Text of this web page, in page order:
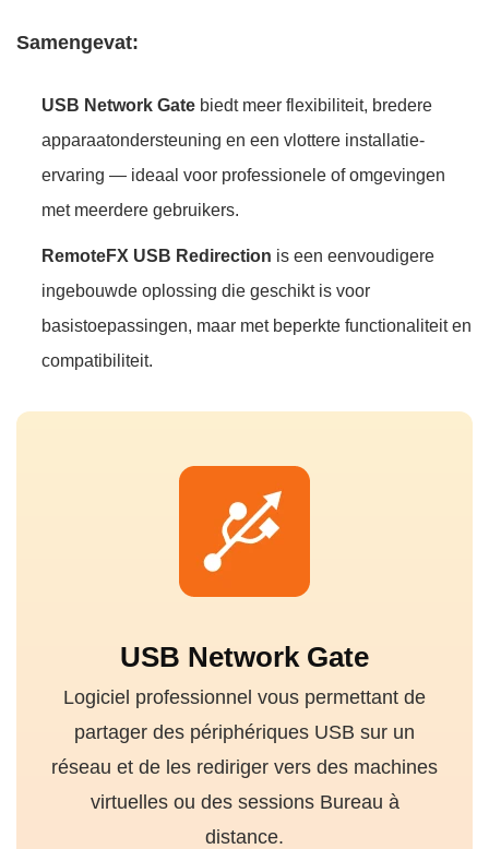
Samengevat:
USB Network Gate biedt meer flexibiliteit, bredere
apparaatondersteuning en een vlottere installatie-
ervaring — ideaal voor professionele of omgevingen
met meerdere gebruikers.
RemoteFX USB Redirection is een eenvoudigere
ingebouwde oplossing die geschikt is voor
basistoepassingen, maar met beperkte functionaliteit en
compatibiliteit.
USB Network Gate
Logiciel professionnel vous permettant de
partager des périphériques USB sur un
réseau et de les rediriger vers des machines
virtuelles ou des sessions Bureau à
distance.